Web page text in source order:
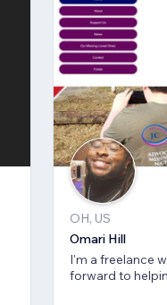
OH, US
Omari Hill
I'm a freelance
forward to